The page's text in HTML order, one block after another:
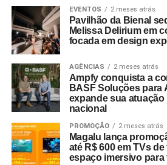
EVENTOS 2 meses atrás
Pavilhão da Bienal
Melissa Delirium em
focada em design
AGÊNCIAS 2 meses atrás
Ampfy conquista a
BASF Soluções para
expande sua
nacional
PROMOÇÃO 2 meses atrás
Magalu lança
até R$ 600 em TVs
espaço imersivo